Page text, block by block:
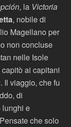
, la Victoria
, nobile di
Magellano per
non concluse
nelle Isole
ai capitani
Il viaggio, che fu
di
lunghi e
che solo